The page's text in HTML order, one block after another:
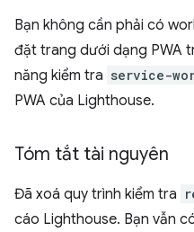
Bạn không cần phải có
đặt trang dưới dạng PWA
năng kiểm tra service-
PWA của Lighthouse.
Tóm tắt tài nguyên
Đã xoá quy trình kiểm tra
cáo Lighthouse. Bạn vẫn